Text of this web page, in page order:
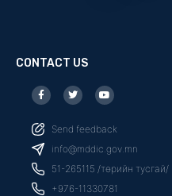
CONTACT US
F
a
c
b
o
o
k
f
T
w
i
t
r
Y
o
u
u
e
Send feedback
info@mddic.gov.mn
51-265115 /төрийн тусгай/
+976-11330781